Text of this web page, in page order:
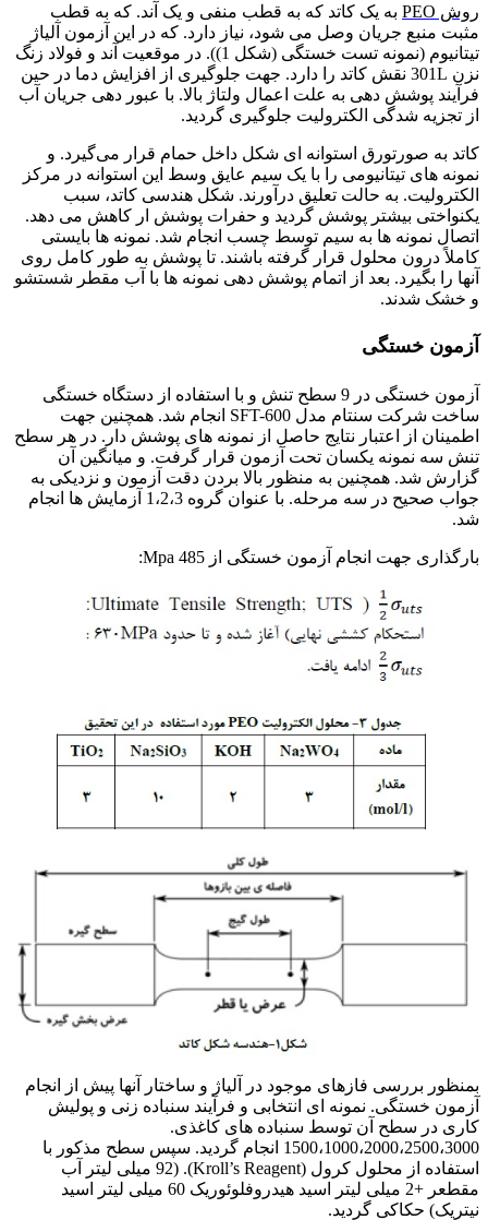
روش PEO
به یک کاتد که به قطب منفی و یک آند. که به قطب
مثبت منبع جریان وصل می شود، نیاز دارد. که در این آزمون آلیاژ
تیتانیوم (نمونه تست خستگی (شکل 1)). در موقعیت آند و فولاد زنگ
نزن 301L نقش کاتد را دارد. جهت جلوگیری از افزایش دما در حین
فرآیند پوشش دهی به علت اعمال ولتاژ بالا. با عبور دهی جریان آب
از تجزیه شدگی الکترولیت جلوگیری گردید.
کاتد به صورتورق استوانه ای شکل داخل حمام قرار می‌گیرد. و
نمونه های تیتانیومی را با یک سیم عایق وسط این استوانه در مرکز
الکترولیت. به حالت تعلیق درآورند. شکل هندسی کاتد، سبب
یکنواختی بیشتر پوشش گردید و حفرات پوشش ار کاهش می دهد.
اتصال نمونه ها به سیم توسط چسب انجام شد. نمونه ها بایستی
کاملاً درون محلول قرار گرفته باشند. تا پوشش به طور کامل روی
آنها را بگیرد. بعد از اتمام پوشش دهی نمونه ها با آب مقطر شستشو
و خشک شدند.
آزمون خستگی
آزمون خستگی در 9 سطح تنش و با استفاده از دستگاه خستگی
ساخت شرکت سنتام مدل SFT-600 انجام شد. همچنین جهت
اطمینان از اعتبار نتایج حاصل از نمونه های پوشش دار. در هر سطح
تنش سه نمونه یکسان تحت آزمون قرار گرفت. و میانگین آن
گزارش شد. همچنین به منظور بالا بردن دقت آزمون و نزدیکی به
جواب صحیح در سه مرحله. با عنوان گروه 1،2،3 آزمایش ها انجام
شد.
بارگذاری جهت انجام آزمون خستگی از 485 Mpa:
بمنظور بررسی فازهای موجود در آلیاژ و ساختار آنها پیش از انجام
آزمون خستگی. نمونه ای انتخابی و فرآیند سنباده زنی و پولیش
کاری در سطح آن توسط سنباده های کاغذی.
1500،1000،2000،2500،3000 انجام گردید. سپس سطح مذکور با
استفاده از محلول کرول (Kroll’s Reagent). (92 میلی لیتر آب
مقطعر +2 میلی لیتر اسید هیدروفلوئوریک 60 میلی لیتر اسید
نیتریک) حکاکی گردید.